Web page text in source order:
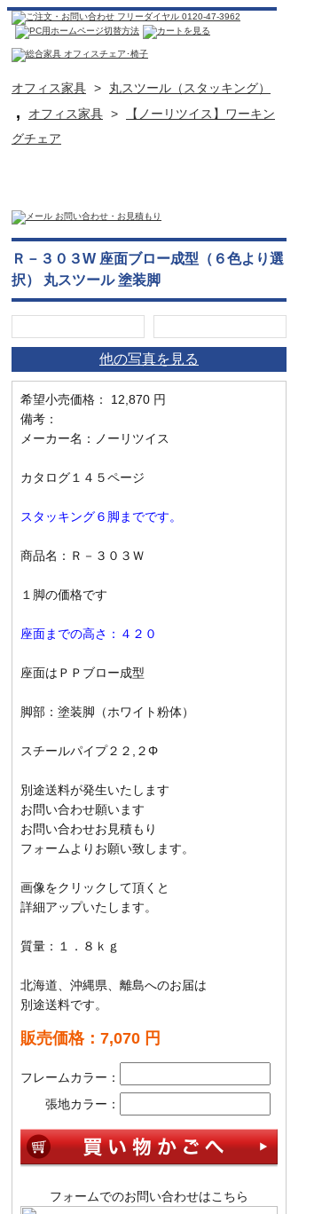
オフィス家具 > 丸スツール（スタッキング）
, オフィス家具 >
【ノーリツイス】ワーキン
グチェア
Ｒ－３０３W 座面ブロー成型（６色より選
択） 丸スツール 塗装脚
他の写真を見る
希望小売価格： 12,870 円
備考：
メーカー名：ノーリツイス
カタログ１４５ページ
スタッキング６脚までです。
商品名：Ｒ－３０３Ｗ
１脚の価格です
座面までの高さ：４２０
座面はＰＰブロー成型
脚部：塗装脚（ホワイト粉体）
スチールパイプ２２,２Φ
別途送料が発生いたします
お問い合わせ願います
お問い合わせお見積もり
フォームよりお願い致します。
画像をクリックして頂くと
詳細アップいたします。
質量：１．８ｋｇ
北海道、沖縄県、離島へのお届は
別途送料です。
販売価格：7,070 円
フレームカラー：
張地カラー：
フォームでのお問い合わせはこちら